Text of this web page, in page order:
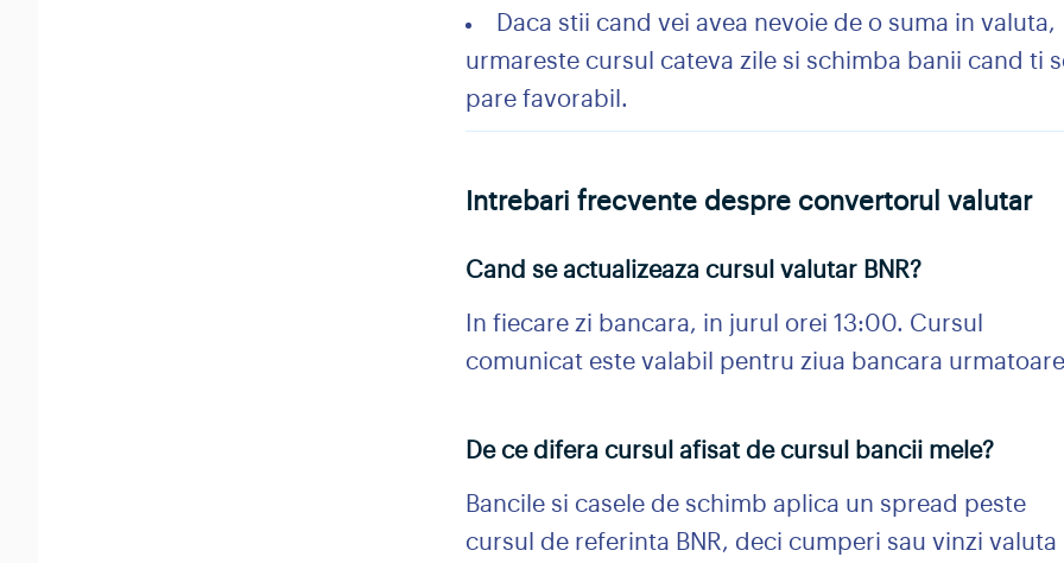
Daca stii cand vei avea nevoie de o suma in valuta,
urmareste cursul cateva zile si schimba banii cand ti
pare favorabil.
Intrebari frecvente despre convertorul valutar
Cand se actualizeaza cursul valutar BNR?
In fiecare zi bancara, in jurul orei 13:00. Cursul
comunicat este valabil pentru ziua bancara
De ce difera cursul afisat de cursul bancii mele?
Bancile si casele de schimb aplica un spread peste
cursul de referinta BNR, deci cumperi sau vinzi valuta